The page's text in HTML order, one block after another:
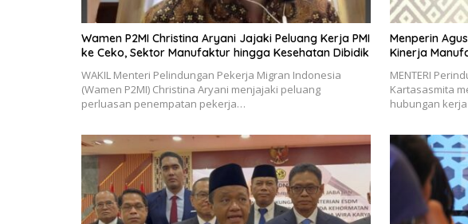
Wamen P2MI Christina Aryani Jajaki Peluang Kerja PMI
ke Ceko, Sektor Manufaktur hingga Kesehatan Dibidik
WAKIL Menteri Pelindungan Pekerja Migran Indonesia
(Wamen P2MI) Christina Aryani menjajaki peluang
perluasan penempatan pekerja…
Menperin
Kinerja
MENTERI
Kartasasmita
hubungan